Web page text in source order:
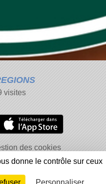
visites
des cookies
un contenu inapproprié
donne le contrôle sur ceux
Personnaliser